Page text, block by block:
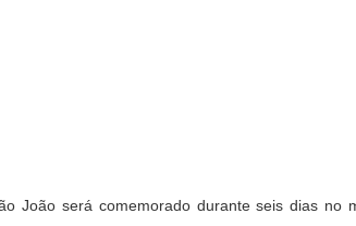
João será comemorado durante seis dias no